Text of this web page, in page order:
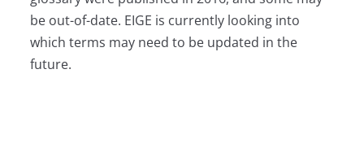
be out-of-date. EIGE is currently looking into
which terms may need to be updated in the
future.